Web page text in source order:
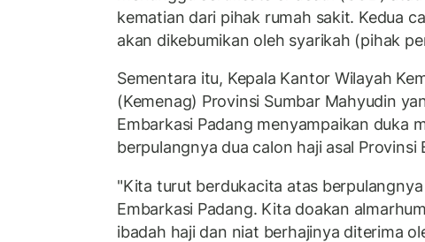
kematian dari pihak rumah sakit. Kedua
akan dikebumikan oleh syarikah (pihak
Sementara itu, Kepala Kantor Wilayah
(Kemenag) Provinsi Sumbar Mahyudin
Embarkasi Padang menyampaikan duka
berpulangnya dua calon haji asal Provinsi
"Kita turut berdukacita atas
Embarkasi Padang. Kita doakan
ibadah haji dan niat berhajinya diterima